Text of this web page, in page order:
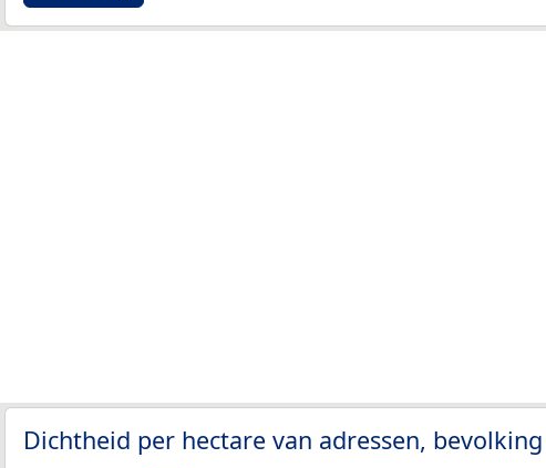
Dichtheid per hectare van adressen,